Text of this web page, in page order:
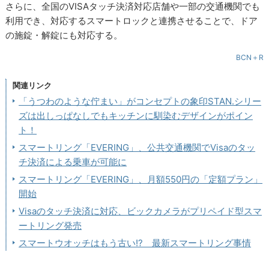
さらに、全国のVISAタッチ決済対応店舗や一部の交通機関でも
利用でき、対応するスマートロックと連携させることで、ドア
の施錠・解錠にも対応する。
BCN＋R
関連リンク
「うつわのような佇まい」がコンセプトの象印STAN.シリー
ズは出しっぱなしでもキッチンに馴染むデザインがポイン
ト！
スマートリング「EVERING」、公共交通機関でVisaのタッ
チ決済による乗車が可能に
スマートリング「EVERING」、月額550円の「定額プラン」
開始
Visaのタッチ決済に対応、ビックカメラがプリペイド型スマ
ートリング発売
スマートウオッチはもう古い!? 最新スマートリング事情